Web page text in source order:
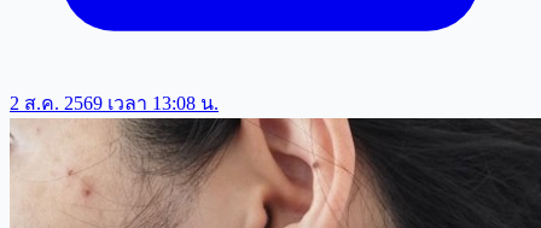
2 ส.ค. 2569 เวลา 13:08 น.